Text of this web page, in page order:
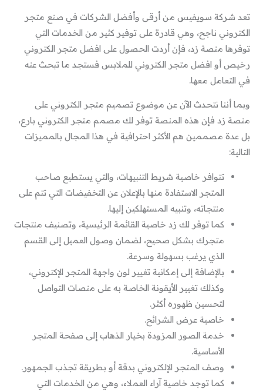
تعد شركة سويفيس من أرقى وأفضل الشركات في صنع متجر
الكتروني ناجح، وهي قادرة على توفير كثير من الخدمات التي
توفرها منصة زد، فإن أردت الحصول على افضل متجر الكتروني
رخيص أو افضل متجر الكتروني للملابس فستجد ما تبحث عنه
في التعامل معها.
وبما أننا نتحدث الآن عن موضوع تصميم متجر الكتروني على
منصة زد فإن هذه المنصة توفر لك مصمم متجر الكتروني بارع،
بل عدة مصممين هم الأكثر احترافية في هذا المجال بالمميزات
التالية:
تتوافر خاصية شريط التنبيهات، والتي يستطيع صاحب
المتجر الاستفادة منها بالإعلان عن التخفيضات التي تتم على
منتجاته، وتنبيه المستهلكين إليها.
كما توفر لك زد خاصية القائمة الرئيسية، وتصنيف منتجات
متجرك بشكل صحيح، لضمان وصول العميل إلى القسم
الذي يرغب بسهولة وسرعة.
بالإضافة إلى إمكانية تغيير لون واجهة المتجر الإكتروني،
وكذلك تغيير الأيقونة الخاصة به على منصات التواصل
لتحسين ظهوره أكثر.
خاصية عرض الشرائح.
خدمة الصور المزودة بخيار الذهاب إلى صفحة المتجر
الأساسية.
وصف المتجر الإلكتروني بدقة أو بطريقة تجذب الجمهور.
كما توجد خاصية آراء العملاء، وهي من الخدمات التي